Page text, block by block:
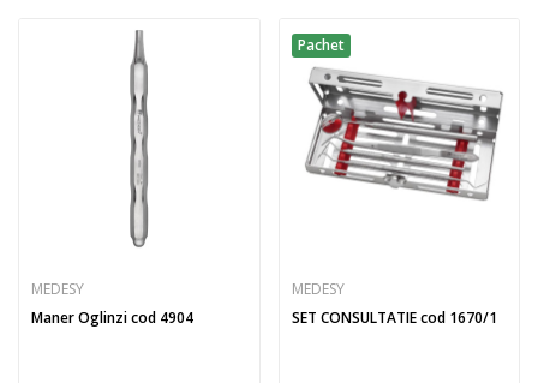
MEDESY
Maner Oglinzi cod 4904
Pachet
MEDESY
SET CONSULTATIE cod 1670/1